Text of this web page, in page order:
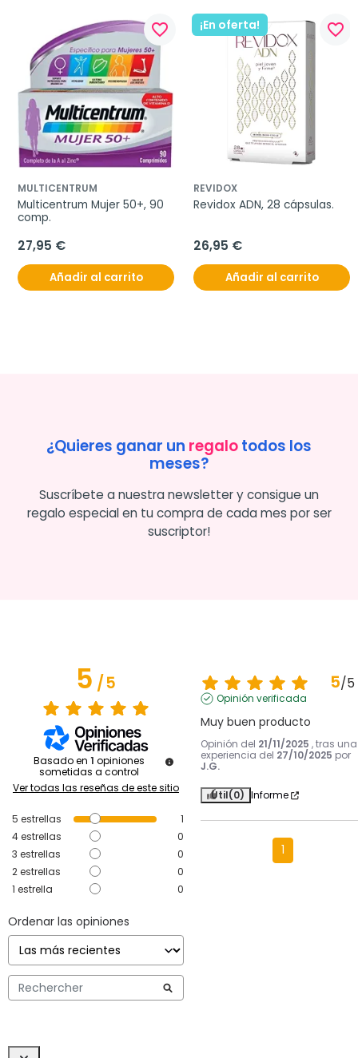
favorite_border
MULTICENTRUM
Multicentrum Mujer 50+, 90
comp.
27,95 €
Añadir al carrito
¡En oferta! favorite_border
REVIDOX
Revidox ADN, 28 cápsulas.
26,95 €
Añadir al carrito
¿Quieres ganar un regalotodos los
meses?
Suscríbete a nuestra newsletter y consigue un
regalo especial en tu compra de cada mes por ser
suscriptor!
5/5
Basado en 1 opiniones
sometidas a control
Ver todas las reseñas de este sitio
5 estrellas
1
4estrellas
0
3 estrellas
0
2estrellas
0
1 estrella 0
Ordenar las opiniones
5/5
Opinión verificada
Muy buen producto
Opinión del 21/11/2025 , tras una
experiencia del 27/10/2025 por
J.G.
Útil(0) Informe
1